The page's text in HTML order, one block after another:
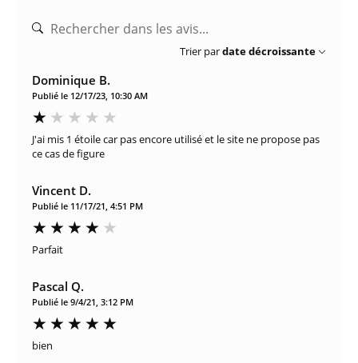
Trier pardate décroissante
Dominique B.
Publié le 12/17/23, 10:30 AM
J'ai mis 1 étoile car pas encore utilisé et le site ne propose pas
ce cas de figure
Vincent D.
Publié le 11/17/21, 4:51 PM
Parfait
Pascal Q.
Publié le 9/4/21, 3:12 PM
bien